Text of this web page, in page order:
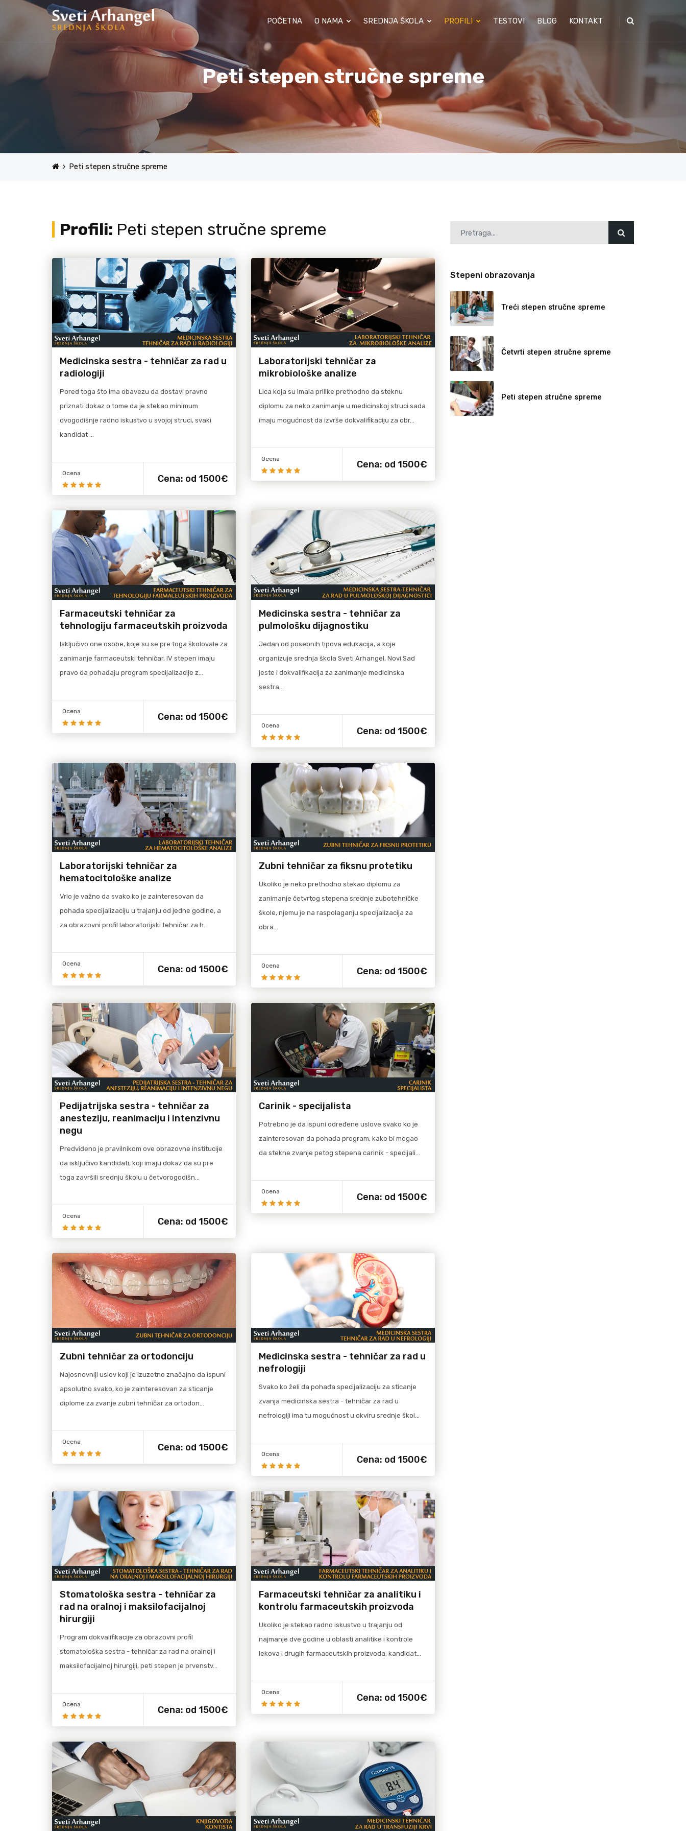
POČETNA O NAMA SREDNJA ŠKOLA PROFILI TESTOVI BLOG KONTAKT
Peti stepen stručne spreme
Peti stepen stručne spreme
Profili: Peti stepen stručne spreme
Medicinska sestra - tehničar za rad u
radiologiji
Pored toga što ima obavezu da dostavi pravno
priznati dokaz o tome da je stekao minimum
dvogodišnje radno iskustvo u svojoj struci, svaki
kandidat …
Ocena Cena: od 1500€
Pročitaj više
Laboratorijski tehničar za
mikrobiološke analize
Lica koja su imala prilike prethodno da steknu
diplomu za neko zanimanje u medicinskoj struci sada
imaju mogućnost da izvrše dokvalifikaciju za obr…
Ocena Cena: od 1500€
Farmaceutski tehničar za
tehnologiju farmaceutskih proizvoda
Isključivo one osobe, koje su se pre toga školovale za
zanimanje farmaceutski tehničar, IV stepen imaju
pravo da pohađaju program specijalizacije z…
Ocena Cena: od 1500€
Pročitaj više
Medicinska sestra - tehničar za
pulmološku dijagnostiku
Jedan od posebnih tipova edukacija, a koje
organizuje srednja škola Sveti Arhangel, Novi Sad
jeste i dokvalifikacija za zanimanje medicinska
sestra…
Ocena Cena: od 1500€
Laboratorijski tehničar za
hematocitološke analize
Vrlo je važno da svako ko je zainteresovan da
pohađa specijalizaciju u trajanju od jedne godine, a
za obrazovni profil laboratorijski tehničar za h…
Ocena Cena: od 1500€
Pročitaj više
Zubni tehničar za fiksnu protetiku
Ukoliko je neko prethodno stekao diplomu za
zanimanje četvrtog stepena srednje zubotehničke
škole, njemu je na raspolaganju specijalizacija za
obra…
Ocena Cena: od 1500€
Pedijatrijska sestra - tehničar za
anesteziju, reanimaciju i intenzivnu
negu
Predviđeno je pravilnikom ove obrazovne institucije
da isključivo kandidati, koji imaju dokaz da su pre
toga završili srednju školu u četvorogodišn…
Ocena Cena: od 1500€
Pročitaj više
Carinik - specijalista
Potrebno je da ispuni određene uslove svako ko je
zainteresovan da pohađa program, kako bi mogao
da stekne zvanje petog stepena carinik - specijali…
Ocena Cena: od 1500€
Zubni tehničar za ortodonciju
Najosnovniji uslov koji je izuzetno značajno da ispuni
apsolutno svako, ko je zainteresovan za sticanje
diplome za zvanje zubni tehničar za ortodon…
Ocena Cena: od 1500€
Pročitaj više
Medicinska sestra - tehničar za rad u
nefrologiji
Svako ko želi da pohađa specijalizaciju za sticanje
zvanja medicinska sestra - tehničar za rad u
nefrologiji ima tu mogućnost u okviru srednje škol…
Ocena Cena: od 1500€
Stomatološka sestra - tehničar za
rad na oralnoj i maksilofacijalnoj
hirurgiji
Program dokvalifikacije za obrazovni profil
stomatološka sestra - tehničar za rad na oralnoj i
maksilofacijalnoj hirurgiji, peti stepen je prvenstv…
Ocena Cena: od 1500€
Pročitaj više
Farmaceutski tehničar za analitiku i
kontrolu farmaceutskih proizvoda
Ukoliko je stekao radno iskustvo u trajanju od
najmanje dve godine u oblasti analitike i kontrole
lekova i drugih farmaceutskih proizvoda, kandidat…
Ocena Cena: od 1500€
Pročitaj više
Stepeni obrazovanja
Treći stepen stručne spreme
Četvrti stepen stručne spreme
Peti stepen stručne spreme